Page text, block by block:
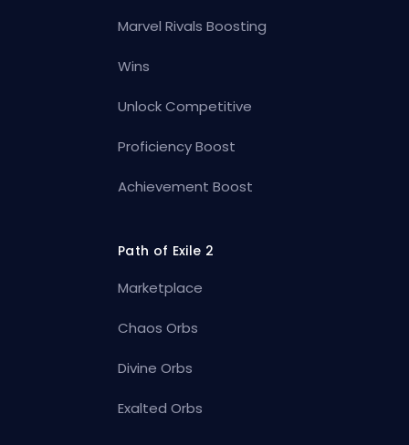
Marvel Rivals Boosting
Wins
Unlock Competitive
Proficiency Boost
Achievement Boost
Path of Exile 2
Marketplace
Chaos Orbs
Divine Orbs
Exalted Orbs